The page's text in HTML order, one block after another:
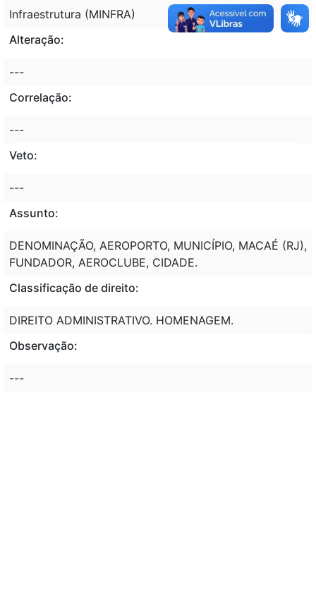
Infraestrutura (MINFRA)
Alteração:
---
Correlação:
---
Veto:
---
Assunto:
DENOMINAÇÃO, AEROPORTO, MUNICÍPIO, MACAÉ (RJ),
FUNDADOR, AEROCLUBE, CIDADE.
Classificação de direito:
DIREITO ADMINISTRATIVO. HOMENAGEM.
Observação:
---